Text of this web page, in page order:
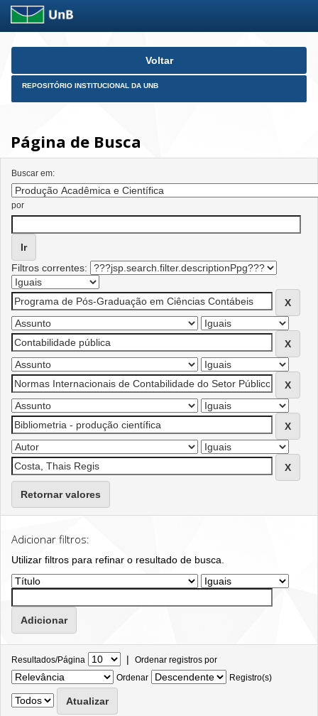
Skip
Voltar
REPOSITÓRIO INSTITUCIONAL DA UNB
Página de Busca
Buscar em:
por
Filtros correntes:
Retornar valores
Adicionar filtros:
Utilizar filtros para refinar o resultado de busca.
Resultados/Página | Ordenar registros por
Ordenar
Registro(s)